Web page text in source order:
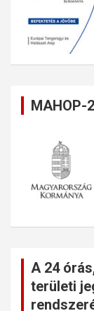
MAHOP-
A 24
területi